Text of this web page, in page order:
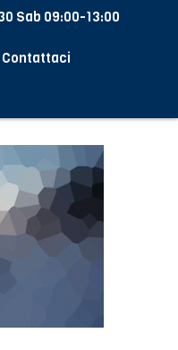
Sab 09:00-13:00
Contattaci